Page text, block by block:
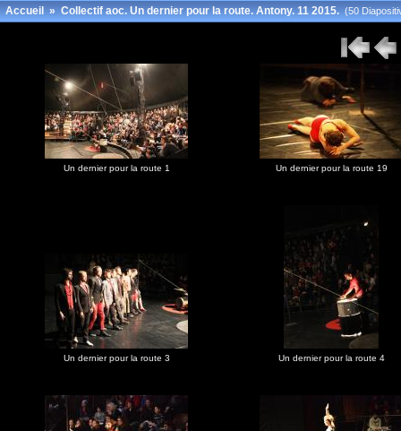
Accueil»Collectif aoc. Un dernier pour la route. Antony. 11 2015. (50
Un dernier pour la route 1 Un dernier pour la route 19
Un dernier pour la route 3 Un dernier pour la route 4